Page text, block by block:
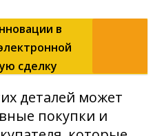
в
сделку
деталей может
покупки и